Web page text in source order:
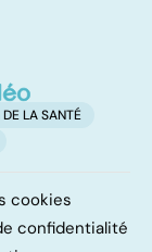
LA SANTÉ
cookies
confidentialité